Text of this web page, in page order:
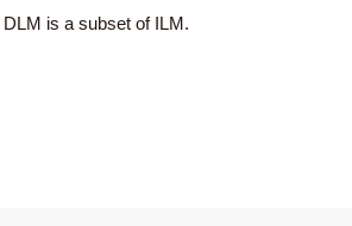
is a subset of ILM.